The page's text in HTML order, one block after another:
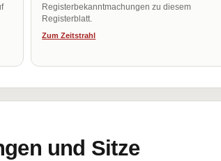
Registerbekanntmachungen zu diesem
Registerblatt.
Zum Zeitstrahl
und Sitze